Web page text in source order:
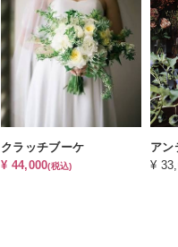
クラッチブーケ
¥ 44,000(税込)
¥